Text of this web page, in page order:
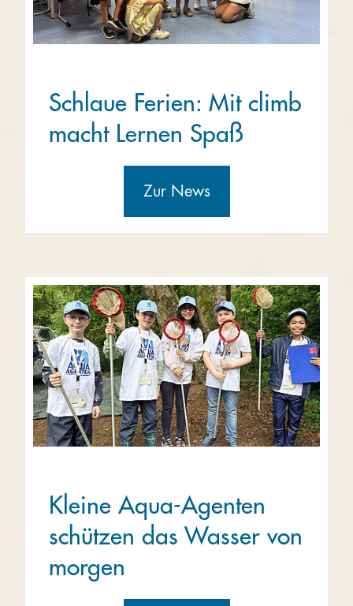
Schlaue Ferien: Mit climb
macht Lernen Spaß
Zur News
Kleine Aqua-Agenten
schützen das Wasser von
morgen